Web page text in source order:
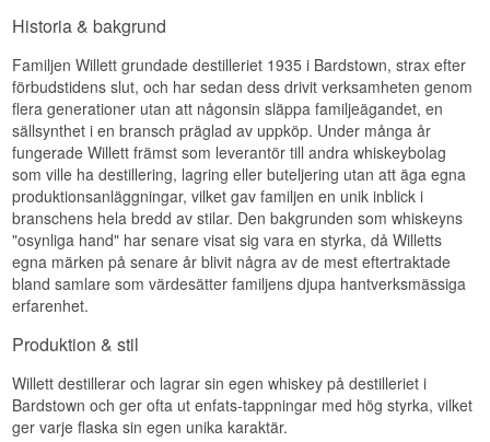
Destilleri:Willett Distillery
Region/Land: Bardstown, Kentucky, USA
Typ: Kentucky Straight Bourbon Whiskey
ABV: 45 %
Storlek: 70 CL
Smakprofil
Mjuk · Sötmefylld · Rund · Karamellig
Se hela vårt sortiment avWillett
Historia & bakgrund
Familjen Willett grundade destilleriet 1935 i Bardstown, strax efter
förbudstidens slut, och har sedan dess drivit verksamheten genom
flera generationer utan att någonsin släppa familjeägandet, en
sällsynthet i en bransch präglad av uppköp. Under många år
fungerade Willett främst som leverantör till andra whiskeybolag
som ville ha destillering, lagring eller buteljering utan att äga egna
produktionsanläggningar, vilket gav familjen en unik inblick i
branschens hela bredd av stilar. Den bakgrunden som whiskeyns
"osynliga hand" har senare visat sig vara en styrka, då Willetts
egna märken på senare år blivit några av de mest eftertraktade
bland samlare som värdesätter familjens djupa hantverksmässiga
erfarenhet.
Produktion & stil
Willett destillerar och lagrar sin egen whiskey på destilleriet i
Bardstown och ger ofta ut enfats-tappningar med hög styrka, vilket
ger varje flaska sin egen unika karaktär.